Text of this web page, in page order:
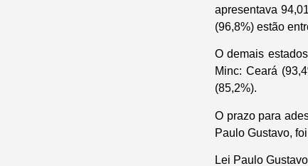
apresentava
(96,8%) estão
O demais
Minc: Ceará
(85,2%).
O prazo para
Paulo Gustavo,
Lei Paulo Gustavo